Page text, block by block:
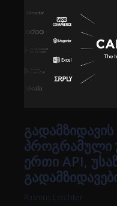
პროგრამული
ერთი API,
Rasmus Leichter